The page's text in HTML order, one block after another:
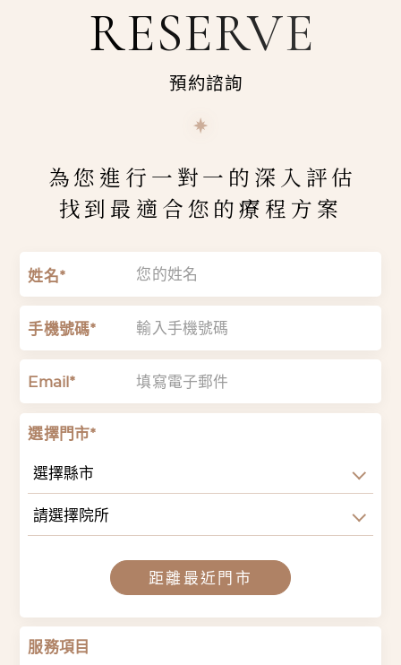
RESERVE
預約諮詢
為您進行一對一的深入評估
找到最適合您的療程方案
姓名*
手機號碼*
Email*
選擇門市*
選擇縣市
請選擇院所
距離最近門市
服務項目